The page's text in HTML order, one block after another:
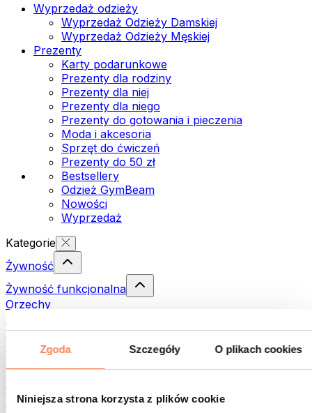
Zgoda Szczegóły O plikach cookies
Niniejsza strona korzysta z plików cookie
Wyprzedaż odzieży
Wyprzedaż Odzieży Damskiej
Wyprzedaż Odzieży Męskiej
Prezenty
Karty podarunkowe
Prezenty dla rodziny
Prezenty dla niej
Prezenty dla niego
Prezenty do gotowania i pieczenia
Moda i akcesoria
Sprzęt do ćwiczeń
Prezenty do 50 zł
Bestsellery
Odzież GymBeam
Nowości
Wyprzedaż
Kategorie
Żywność
Żywność funkcjonalna
Orzechy
Pasty i kremy do smarowania
Jajka
Chleb i pieczywo
Mięso